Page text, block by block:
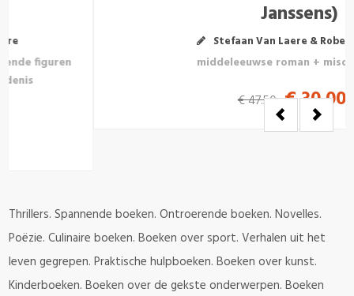
Stefaan Van Laere & Robert Janssens
middeleeuwse roman + misdaadroman
€ 30.00
Thrillers. Spannende boeken. Ontroerende boeken. Novelles.
Poëzie. Culinaire boeken. Boeken over sport. Verhalen uit het
leven gegrepen. Praktische hulpboeken. Boeken over kunst.
Kinderboeken. Boeken over de gekste onderwerpen. Boeken